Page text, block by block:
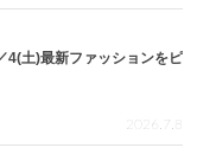
4(土)最新ファッションをピ
2026.7.8